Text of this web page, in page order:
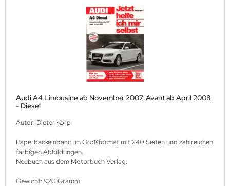
Audi A4 Limousine ab November 2007, Avant ab April 2008
- Diesel
Autor: Dieter Korp
Paperbackeinband im Großformat mit 240 Seiten und zahlreichen
farbigen Abbildungen.
Neubuch aus dem Motorbuch Verlag.
Gewicht: 920 Gramm